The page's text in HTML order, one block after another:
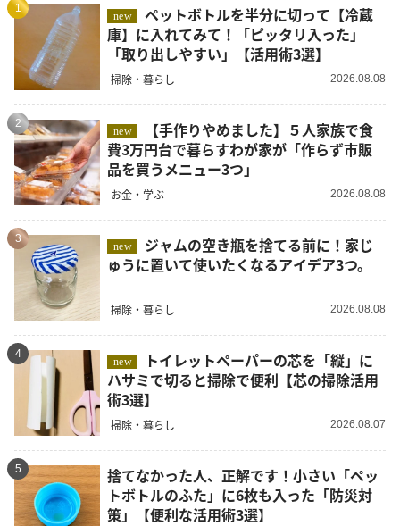
1
new
ペットボトルを半分に切って【冷蔵
庫】に入れてみて！「ピッタリ入った」
「取り出しやすい」【活用術3選】
掃除・暮らし 2026.08.08
2
new
費3万円台で暮らすわが家が「作らず市販
品を買うメニュー3つ」
お金・学ぶ 2026.08.08
3
new
ゅうに置いて使いたくなるアイデア3つ。
掃除・暮らし 2026.08.08
4
new
ハサミで切ると掃除で便利【芯の掃除活用
術3選】
掃除・暮らし 2026.08.07
5
捨てなかった人、正解です！小さい「ペッ
トボトルのふた」に6枚も入った「防災対
策」【便利な活用術3選】